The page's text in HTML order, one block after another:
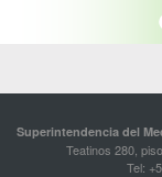
Superintendencia del
Teatinos 280,
Tel: